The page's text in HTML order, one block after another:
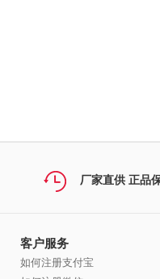
厂家直供 正品
客户服务
如何注册支付宝